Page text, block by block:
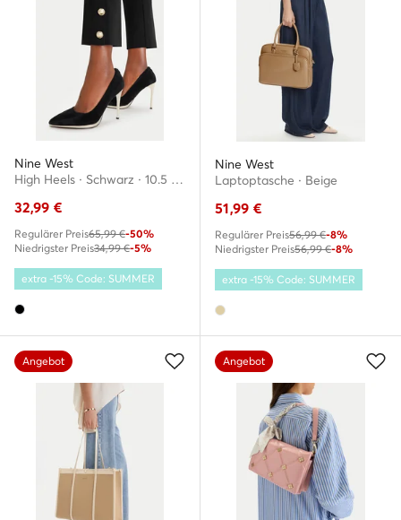
Nine West
High Heels · Schwarz · 10.5 cm
32,99 €
Regulärer Preis65,99 €-50%
Niedrigster Preis34,99 €-5%
extra -15% Code: SUMMER
Nine West
Laptoptasche · Beige
51,99 €
Regulärer Preis56,99 €-8%
Niedrigster Preis56,99 €-8%
extra -15% Code: SUMMER
Angebot Angebot